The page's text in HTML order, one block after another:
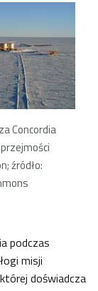
Concordia
źródło:
podczas
misji
doświadcza